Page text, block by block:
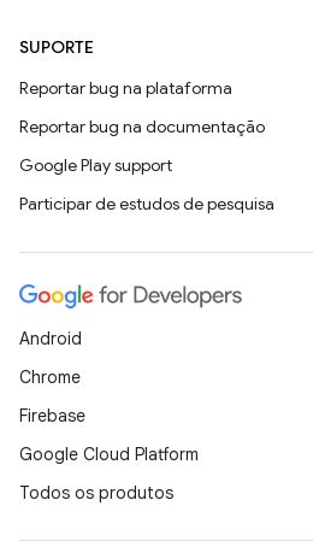
SUPORTE
Reportar bug na plataforma
Reportar bug na documentação
Google Play support
Participar de estudos de pesquisa
Android
Chrome
Firebase
Google Cloud Platform
Todos os produtos